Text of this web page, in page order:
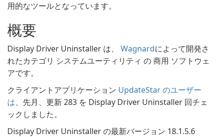
用的なツールとなっています。
概要
Display Driver Uninstaller は、 Wagnardによって開発さ
れたカテゴリ システムユーティリティ の 商用 ソフトウェ
アです。
クライアントアプリケーション UpdateStar のユーザー
は、先月、更新 283 を Display Driver Uninstaller 回チェ
ックしました。
Display Driver Uninstaller の最新バージョン 18.1.5.6